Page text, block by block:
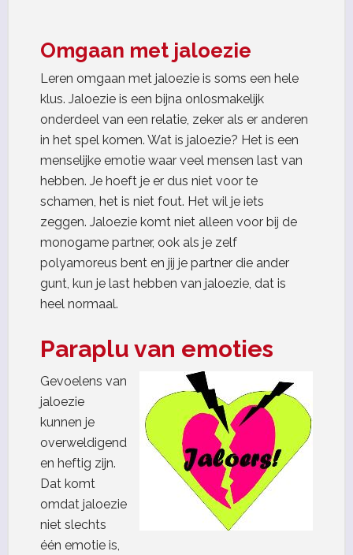
Omgaan met jaloezie
Leren omgaan met jaloezie is soms een hele
klus. Jaloezie is een bijna onlosmakelijk
onderdeel van een relatie, zeker als er anderen
in het spel komen. Wat is jaloezie? Het is een
menselijke emotie waar veel mensen last van
hebben. Je hoeft je er dus niet voor te
schamen, het is niet fout. Het wil je iets
zeggen. Jaloezie komt niet alleen voor bij de
monogame partner, ook als je zelf
polyamoreus bent en jij je partner die ander
gunt, kun je last hebben van jaloezie, dat is
heel normaal.
Paraplu van emoties
Gevoelens van
jaloezie
kunnen je
overweldigend
en heftig zijn.
Dat komt
omdat jaloezie
niet slechts
één emotie is,